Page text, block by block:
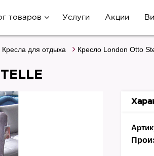
товаров Услуги Акции
Кресла для отдыха Кресло London Otto